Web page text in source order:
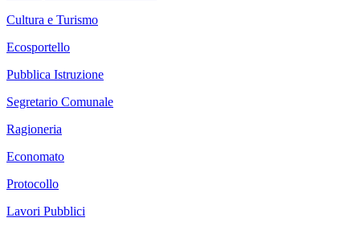
Cultura e Turismo
Ecosportello
Pubblica Istruzione
Segretario Comunale
Ragioneria
Economato
Protocollo
Lavori Pubblici